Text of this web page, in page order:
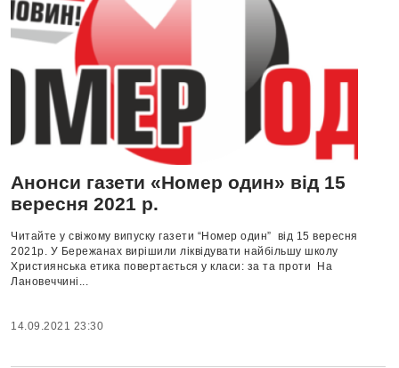
Анонси газети «Номер один» від 15
вересня 2021 р.
Читайте у свіжому випуску газети “Номер один” від 15 вересня
2021р. У Бережанах вирішили ліквідувати найбільшу школу
Християнська етика повертається у класи: за та проти На
Лановеччині...
14.09.2021 23:30